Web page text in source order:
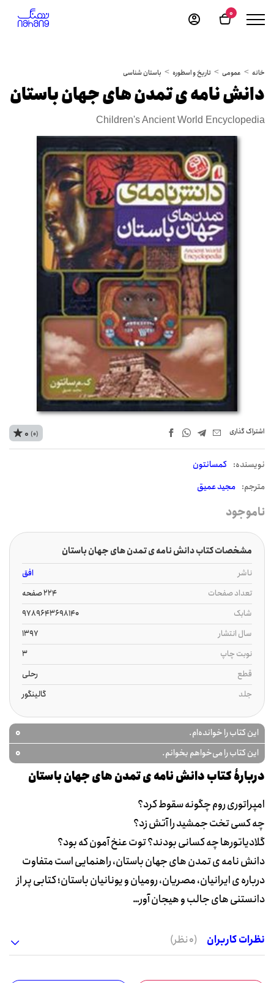
0
خانه عمومی تاریخ و اسطوره باستان شناسی
دانش نامه ی تمدن های جهان باستان
Children's Ancient World Encyclopedia
اشتراک‌ گذاری
نويسنده: کمسانتون
مترجم: مجید عمیق
0 (0)
ناموجود
مشخصات کتاب دانش نامه ی تمدن های جهان باستان
ناشر
افق
تعداد صفحات
224 صفحه
شابک
9789643698140
سال انتشار
1397
نوبت چاپ
3
قطع
رحلی
جلد
گالینگور
این کتاب را خوانده‌ام. 0
این کتاب را می‌خواهم بخوانم. 0
دربارۀ کتاب دانش نامه ی تمدن های جهان باستان
امپراتوری روم چگونه سقوط کرد؟
چه کسی تخت جمشید را آتش زد؟
گلادیاتورها چه کسانی بودند؟ توت عنخ آمون که بود؟
دانش نامه ی تمدن های جهان باستان، راهنمایی است متفاوت
درباره ی ایرانیان، مصریان، رومیان و یونانیان باستان؛ کتابی پر از
دانستنی های جالب و هیجان آور…
نظرات کاربران (0 نظر)